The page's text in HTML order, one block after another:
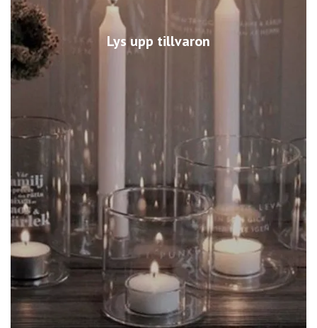
Lys upp tillvaron